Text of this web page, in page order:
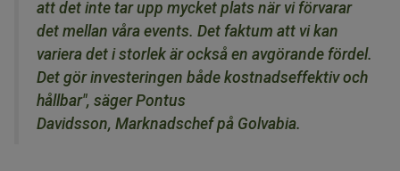
att det inte tar upp mycket plats när vi förvarar
det mellan våra events. Det faktum att vi kan
variera det i storlek är också en avgörande fördel.
Det gör investeringen både kostnadseffektiv och
hållbar", säger Pontus
Davidsson, Marknadschef på Golvabia.